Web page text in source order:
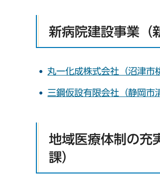
新病院建設事業（
丸一化成株式会社（沼津市
三鋼仮設有限会社（静岡市
地域医療体制の充
課）